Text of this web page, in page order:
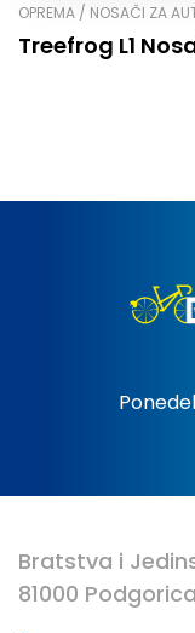
OPREMA / NOSAČI ZA
Treefrog L1
Bratstva i
81000